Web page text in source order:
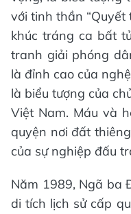
với tinh thần “Quyết
khúc tráng ca bất
tranh giải phóng
là đỉnh cao của
là biểu tượng của
Việt Nam. Máu và
quyện nơi đất
của sự nghiệp đấu
Năm 1989, Ngã ba
di tích lịch sử cấp